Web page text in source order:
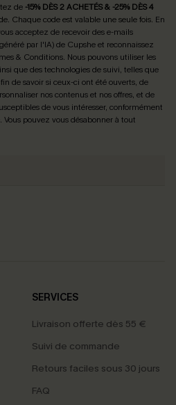
de -15% DÈS 2 ACHETÉS & -25% DÈS 4
Chaque code est valable une seule fois. En
acceptez de recevoir des e-mails
par l'IA) de Cupshe et reconnaissez
& Conditions. Nous pouvons utiliser les
que des technologies de suivi, telles que
de savoir si ceux-ci ont été ouverts, de
nos contenus et nos offres, et de
de vous intéresser, conformément
. Vous pouvez vous désabonner à tout
SERVICES
Livraison offerte dès 55 €
Suivi de commande
Retours faciles sous 30 jours
FAQ